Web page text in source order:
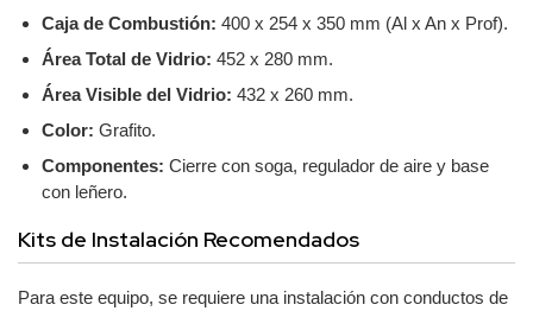
Caja de Combustión: 400 x 254 x 350 mm (Al x An x Prof).
Área Total de Vidrio: 452 x 280 mm.
Área Visible del Vidrio: 432 x 260 mm.
Color: Grafito.
Componentes: Cierre con soga, regulador de aire y base
con leñero.
Kits de Instalación Recomendados
Para este equipo, se requiere una instalación con conductos de